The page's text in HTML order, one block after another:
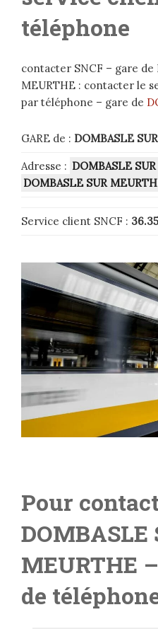
téléphone
contacter SNCF – gare de
MEURTHE : contacter le
par téléphone – gare de
GARE de : DOMBASLE
Adresse : DOMBASLE
DOMBASLE SUR
Service client SNCF : 36.35
Pour
DOMBASLE
MEURTHE
de